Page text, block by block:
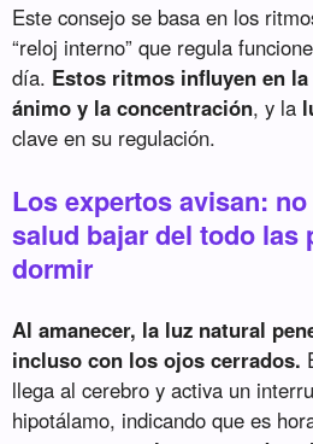
Este consejo se basa en los
“reloj interno” que regula
día. Estos ritmos influyen en
ánimo y la concentración, y la
clave en su regulación.
Los expertos avisan:
salud bajar del todo las
dormir
Al amanecer, la luz natural
incluso con los ojos cerrados.
llega al cerebro y activa un
hipotálamo, indicando que es